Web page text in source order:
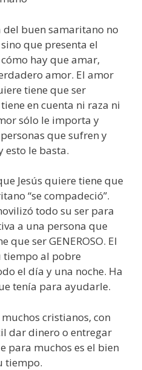
buen samaritano no
que presenta el
hay que amar,
amor. El amor
tiene que ser
en cuenta ni raza ni
sólo le importa y
que sufren y
esto le basta.
Jesús quiere tiene que
“se compadeció”.
todo su ser para
a una persona que
que ser GENEROSO. El
tiempo al pobre
el día y una noche. Ha
tenía para ayudarle.
cristianos, con
dar dinero o entregar
para muchos es el bien
tiempo.